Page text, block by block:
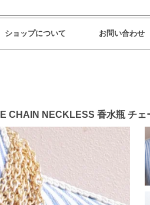
ショップについて お問い合わせ
NECKLESS 香水瓶 チェ